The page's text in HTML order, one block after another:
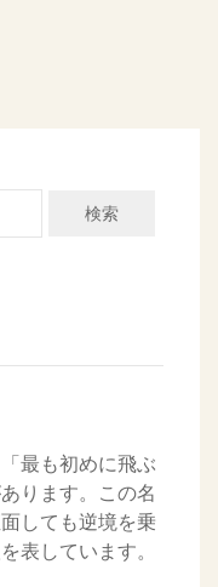
検索
最も初めに飛ぶ
ります。この名
しても逆境を乗
表しています。